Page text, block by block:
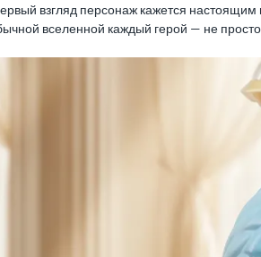
взгляд персонаж кажется
вселенной каждый герой — не